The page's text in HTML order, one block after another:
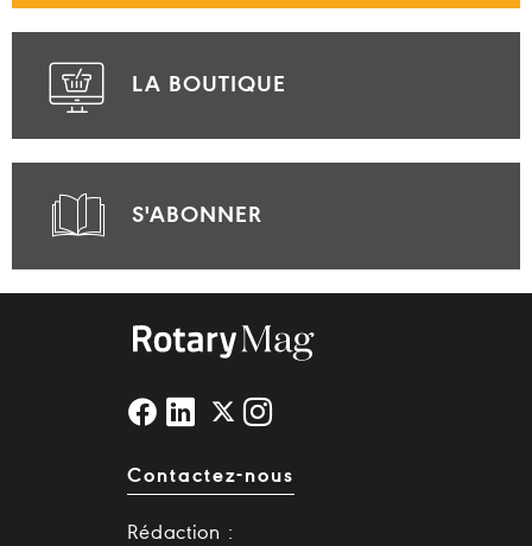
LA BOUTIQUE
S'ABONNER
Contactez-nous
Rédaction :